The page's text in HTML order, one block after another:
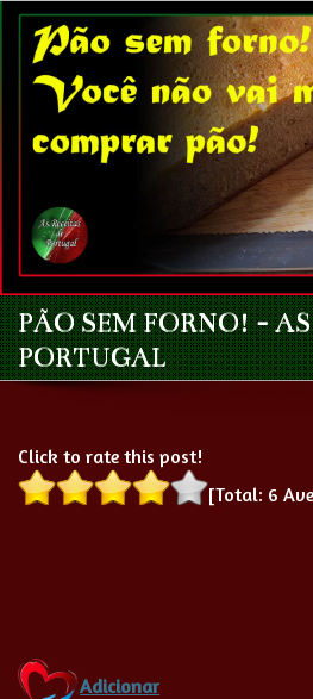
PÃO SEM FORNO! -
PORTUGAL
Click to rate this post!
[Total: 6
Adicionar